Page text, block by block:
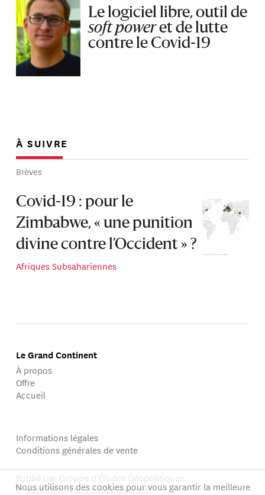
Le logiciel libre, outil de
soft poweret de lutte
contre le Covid-19
À SUIVRE
Brèves
Covid-19 : pour le
Zimbabwe, « une punition
divine contre l’Occident » ?
Afriques Subsahariennes
Le Grand Continent
À propos
Offre
Accueil
Informations légales
Conditions générales de vente
Publié par Groupe d'Études Géopolitiques.
© 2026 GEG. Tous droits réservés.
Nous utilisons des cookies pour vous garantir la meilleure